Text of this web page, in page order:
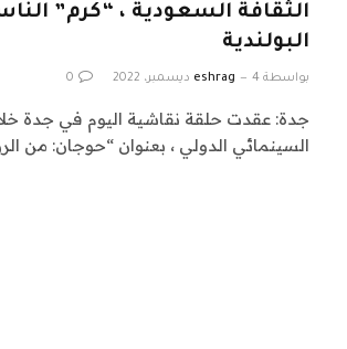
الثقافة السعودية ، “كرم”
البولندية
بواسطة eshrag 4 ديسمبر، 2022 0
جدة: عقدت حلقة نقاشية اليوم في جدة خلال
السينمائي الدولي ، بعنوان “حوجان: من